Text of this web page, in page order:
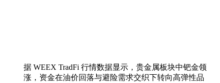
据 WEEX TradFi 行情数据显示，贵金属板块中钯金领
涨，资金在油价回落与避险需求交织下转向高弹性品